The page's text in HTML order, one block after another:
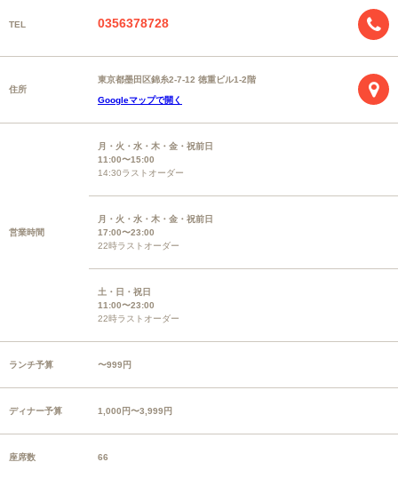
TEL 0356378728
住所
東京都墨田区錦糸2-7-12 徳重ビル1-2階
Googleマップで開く
営業時間
月・火・水・木・金・祝前日
11:00〜15:00
14:30ラストオーダー
月・火・水・木・金・祝前日
17:00〜23:00
22時ラストオーダー
土・日・祝日
11:00〜23:00
22時ラストオーダー
ランチ予算 〜999円
ディナー予算 1,000円〜3,999円
座席数 66